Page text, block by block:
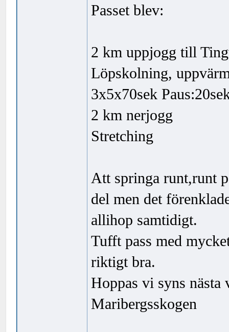
Passet blev:
2 km uppjogg till
Löpskolning,
3x5x70sek
2 km nerjogg
Stretching
Att springa runt,runt
del men det
allihop samtidigt.
Tufft pass med
riktigt bra.
Hoppas vi syns nästa
Maribergsskogen